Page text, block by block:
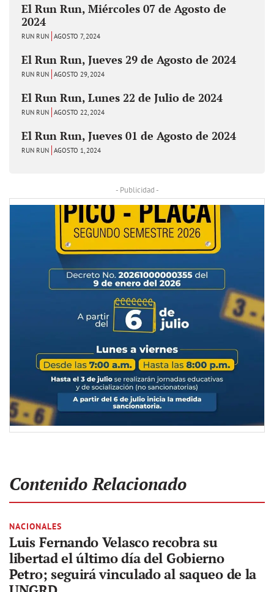
El Run Run, Miércoles 07 de Agosto de
2024
RUN RUN AGOSTO 7, 2024
El Run Run, Jueves 29 de Agosto de 2024
RUN RUN AGOSTO 29, 2024
El Run Run, Lunes 22 de Julio de 2024
RUN RUN AGOSTO 22, 2024
El Run Run, Jueves 01 de Agosto de 2024
RUN RUN AGOSTO 1, 2024
- Publicidad -
Contenido Relacionado
NACIONALES
Luis Fernando Velasco recobra su
libertad el último día del Gobierno
Petro; seguirá vinculado al saqueo de la